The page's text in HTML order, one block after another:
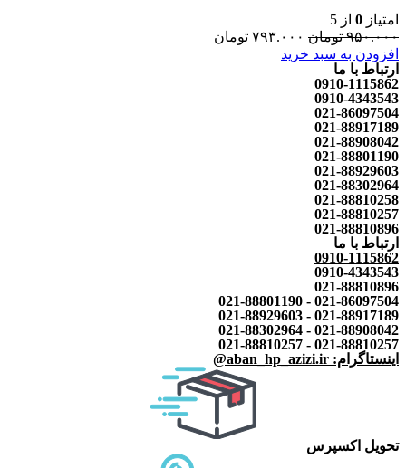
امتیاز 0 از 5
۹۵۰.۰۰۰ تومان ۷۹۳.۰۰۰ تومان
افزودن به سبد خرید
ارتباط با ما
0910-1115862
0910-4343543
021-86097504
021-88917189
021-88908042
021-88801190
021-88929603
021-88302964
021-88810258
021-88810257
021-88810896
ارتباط با ما
0910-1115862
0910-4343543
021-88810896
021-86097504 - 021-88801190
021-88917189 - 021-88929603
021-88908042 - 021-88302964
021-88810257 - 021-88810257
اینستاگرام: aban_hp_azizi.ir@
تحویل اکسپرس